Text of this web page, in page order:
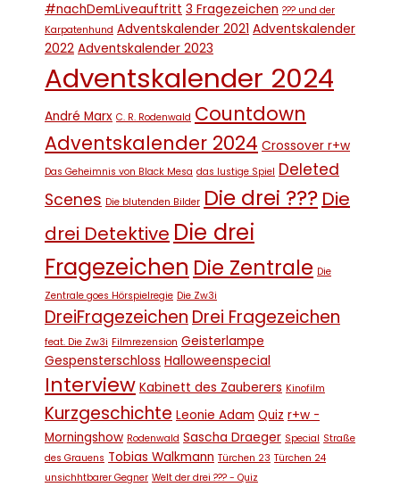
#nachDemLiveauftritt 3 Fragezeichen ??? und der
Karpatenhund Adventskalender 2021 Adventskalender
2022 Adventskalender 2023
Adventskalender 2024
André Marx C. R. Rodenwald Countdown
Adventskalender 2024 Crossover r+w
Das Geheimnis von Black Mesa das lustige Spiel Deleted
Scenes Die blutenden Bilder Die drei ??? Die
drei Detektive Die drei
Fragezeichen Die Zentrale Die
Zentrale goes Hörspielregie Die Zw3i
DreiFragezeichen Drei Fragezeichen
feat. Die Zw3i Filmrezension Geisterlampe
Gespensterschloss Halloweenspecial
Interview Kabinett des Zauberers Kinofilm
Kurzgeschichte Leonie Adam Quiz r+w -
Morningshow Rodenwald Sascha Draeger Special Straße
des Grauens Tobias Walkmann Türchen 23 Türchen 24
unsichhtbarer Gegner Welt der drei ??? - Quiz